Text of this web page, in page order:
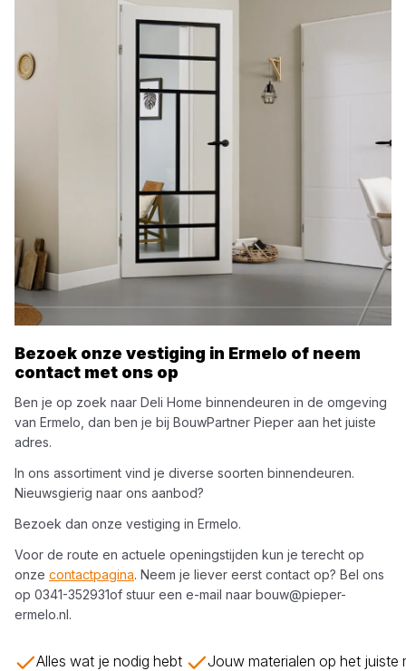
Bezoek onze vestiging in Ermelo of neem
contact met ons op
Ben je op zoek naar Deli Home binnendeuren in de omgeving
van Ermelo , dan ben je bij BouwPartner Pieper aan het juiste
adres.
In ons assortiment vind je diverse soorten binnendeuren.
Nieuwsgierig naar ons aanbod?
Bezoek dan onze vestiging in Ermelo.
Voor de route en actuele openingstijden kun je terecht op
onze contactpagina. Neem je liever eerst contact op? Bel ons
op 0341-352931of stuur een e-mail naar bouw@pieper-
ermelo.nl.
Alles wat je nodig hebt Jouw materialen op het juiste